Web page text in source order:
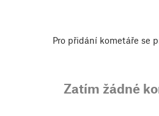
Pro přidání kometáře se
Zatím žádné